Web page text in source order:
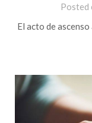
Posted
El acto de